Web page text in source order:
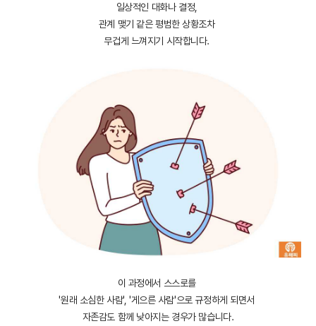
일상적인 대화나 결정,
관계 맺기 같은 평범한 상황조차
무겁게 느껴지기 시작합니다.
이 과정에서 스스로를
'원래 소심한 사람', '게으른 사람'으로 규정하게 되면서
자존감도 함께 낮아지는 경우가 많습니다.